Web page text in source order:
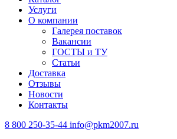
Услуги
О компании
Галерея поставок
Вакансии
ГОСТЫ и ТУ
Статьи
Доставка
Отзывы
Новости
Контакты
8 800 250-35-44 info@pkm2007.ru